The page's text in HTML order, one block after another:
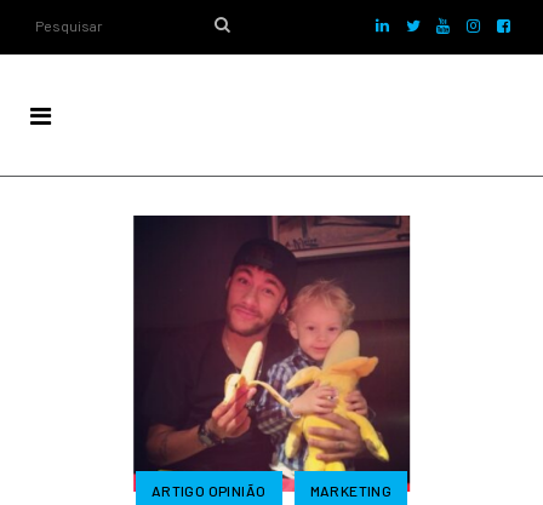
ARTIGO OPINIÃO MARKETING